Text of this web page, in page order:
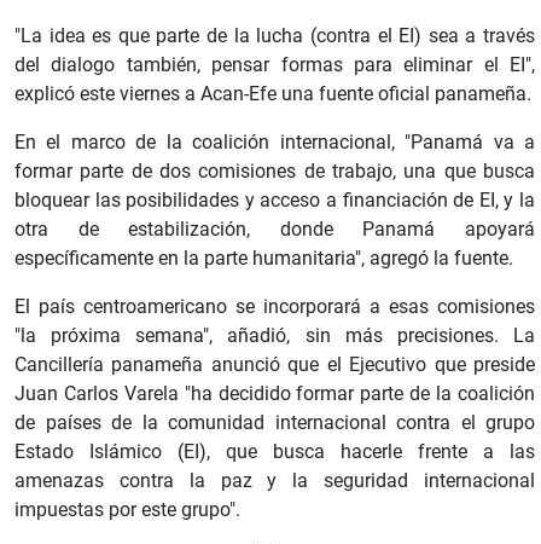
"La idea es que parte de la lucha (contra el EI) sea a través
del dialogo también, pensar formas para eliminar el EI",
explicó este viernes a Acan-Efe una fuente oficial panameña.
En el marco de la coalición internacional, "Panamá va a
formar parte de dos comisiones de trabajo, una que busca
bloquear las posibilidades y acceso a financiación de EI, y la
otra de estabilización, donde Panamá apoyará
específicamente en la parte humanitaria", agregó la fuente.
El país centroamericano se incorporará a esas comisiones
"la próxima semana", añadió, sin más precisiones. La
Cancillería panameña anunció que el Ejecutivo que preside
Juan Carlos Varela "ha decidido formar parte de la coalición
de países de la comunidad internacional contra el grupo
Estado Islámico (EI), que busca hacerle frente a las
amenazas contra la paz y la seguridad internacional
impuestas por este grupo".